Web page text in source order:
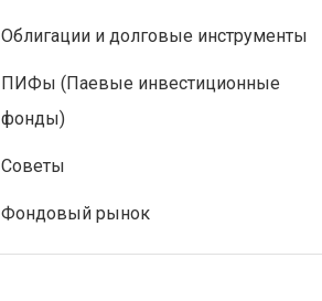
Облигации и долговые инструменты
ПИФы (Паевые инвестиционные
фонды)
Советы
Фондовый рынок